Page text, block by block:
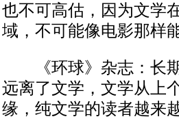
也不可高估，因为文学
域，不可能像电影那样
《环球》杂志：长期
远离了文学，文学从上
缘，纯文学的读者越来